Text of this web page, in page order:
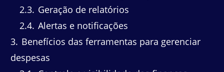
2.3 Geração de relatórios
2.4 Alertas e notificações
3 Benefícios das ferramentas para gerenciar
despesas